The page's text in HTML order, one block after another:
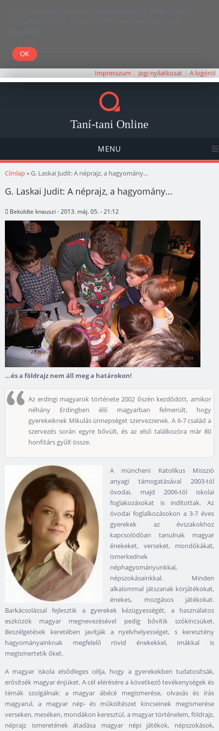
Kedves Olvasó! Weboldalunk böngészésével Ön elfogadja, hogy a
felhasználói élmény javítása céljából cookie-kat használunk.
Köszönjük!
Impresszum Jogi nyilatkozat A logóról
Taní-tani Online
MENU
Jelenlegi hely
Címlap» G. Laskai Judit: A néprajz, a hagyomány...
G. Laskai Judit: A néprajz, a hagyomány...
Beküldte knauszi - 2013. máj. 05. - 21:12
...és a földrajz nem áll meg a határokon!
Az erdingi magyarok története 2002 őszén kezdődött, amikor
néhány Erdingben élő magyarban felmerült, hogy
gyerekeiknek Mikulás ünnepséget szervezzenek. A 6-7 család a
szervezés során egyre bővült, és az első találkozóra már 80
honfitárs gyűlt össze.
A müncheni Katolikus Misszió
anyagi támogatásával 2003-tól
óvodai, majd 2006-tól iskolai
foglakozásokat is indítottak. Az
óvodai foglalkozásokon a 3-7 éves
gyerekek az évszakokhoz
kapcsolódóan tanulnak magyar
énekeket, verseket, mondókákat,
ismerkednek
néphagyományunkkal,
népszokásainkkal. Minden
alkalommal játszanak körjátékokat,
énekes, mozgásos játékokat.
Barkácsolással fejlesztik a gyerekek kézügyességét, a használatos
eszközök magyar megnevezésével pedig bővítik szókincsüket.
Beszélgetések keretében javítják a nyelvhelyességet, s keresztény
hagyományainknak megfelelő rövid énekekkel, imákkal is
megismertetik őket.
A magyar iskola elsődleges célja, hogy a gyerekekben tudatosítsák,
erősítsék magyar énjüket. A cél elérésére a következő tevékenységek és
témák szolgálnak: a magyar ábécé megismerése, olvasás és írás
magyarul, a magyar nép- és műköltészet kincseinek megismerése
verseken, meséken, mondákon keresztül, a magyar történelem, földrajz,
néprajz ismeretének átadása magyar népi játékok, népszokások,